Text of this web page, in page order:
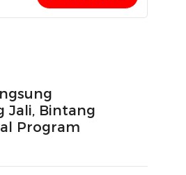
Jali, Bintang
Program